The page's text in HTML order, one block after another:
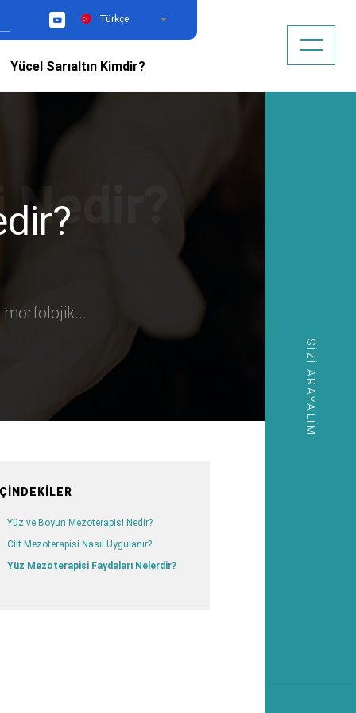
YouTubeTürkçe
Yücel Sarıaltın Kimdir?
SIZI ARAYALIM
Yüz ve Boyun Mezoterapisi Nedir?
Cilt Mezoterapisi Nasıl Uygulanır?
Yüz Mezoterapisi Faydaları Nelerdir?